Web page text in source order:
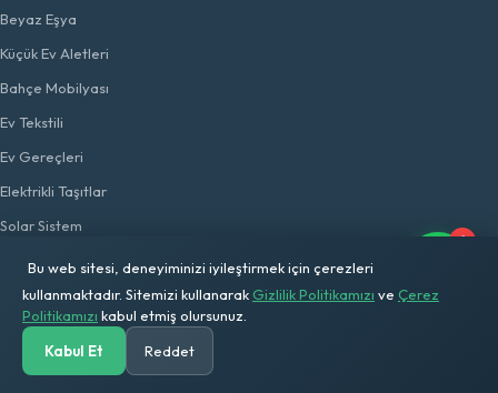
Beyaz Eşya
Küçük Ev Aletleri
Bahçe Mobilyası
Ev Tekstili
Ev Gereçleri
Elektrikli Taşıtlar
Solar Sistem
Flaş Ürünler
Popüler Ürünler
Lines 9 Parça Seramik Güveç Set
1
Kategoriler Ara
Bu web sitesi, deneyiminizi iyileştirmek için çerezleri
kullanmaktadır. Sitemizi kullanarak Gizlilik Politikamızı ve Çerez
Politikamızı kabul etmiş olursunuz.
Kabul Et
Reddet